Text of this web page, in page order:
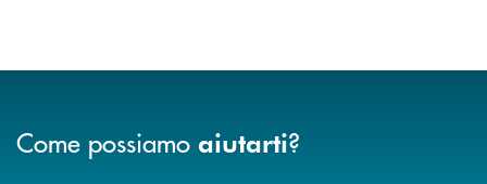
Come possiamo aiutarti?